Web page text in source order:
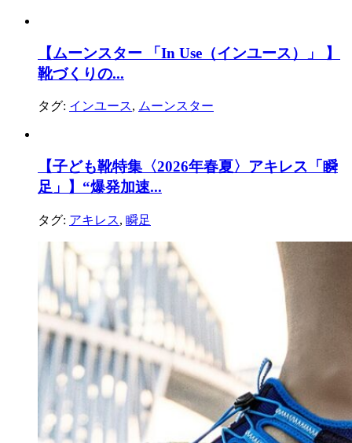
【ムーンスター 「In Use（インユース）」 】
靴づくりの...
タグ: インユース, ムーンスター
【子ども靴特集〈2026年春夏〉アキレス「瞬
足」】“爆発加速...
タグ: アキレス, 瞬足